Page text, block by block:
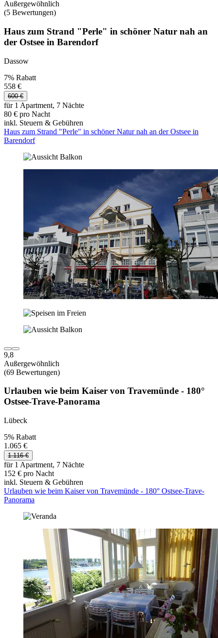
Außergewöhnlich
(5 Bewertungen)
Haus zum Strand "Perle" in schöner Natur nah an
der Ostsee in Barendorf
Dassow
7% Rabatt
558 €
600 €
für 1 Apartment, 7 Nächte
80 € pro Nacht
inkl. Steuern & Gebühren
Haus zum Strand "Perle" in schöner Natur nah an der Ostsee in
Barendorf
9,8
Außergewöhnlich
(69 Bewertungen)
Urlauben wie beim Kaiser von Travemünde - 180°
Ostsee-Trave-Panorama
Lübeck
5% Rabatt
1.065 €
1.116 €
für 1 Apartment, 7 Nächte
152 € pro Nacht
inkl. Steuern & Gebühren
Urlauben wie beim Kaiser von Travemünde - 180° Ostsee-Trave-
Panorama